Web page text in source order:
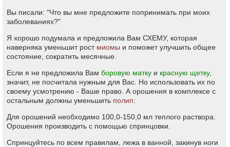
Вы писали: "Что вы мне предложите попринимать при моих
заболеваниях?"
Я хорошо подумала и предложила Вам СХЕМУ, которая
наверняка уменьшит рост миомы и поможет улучшить общее
состояние, сократить месячные.
Если я не предложила Вам боровую матку и красную щетку,
значит, не посчитала нужным для Вас. Но использовать их по
своему усмотрению - Ваше право. А орошения в комплексе с
остальным должны уменьшить полип:
Для орошений необходимо 100,0-150,0 мл теплого раствора.
Орошения производить с помощью спринцовки.
Спринцуйтесь по всем правилам, лежа в ванной, закинув ноги